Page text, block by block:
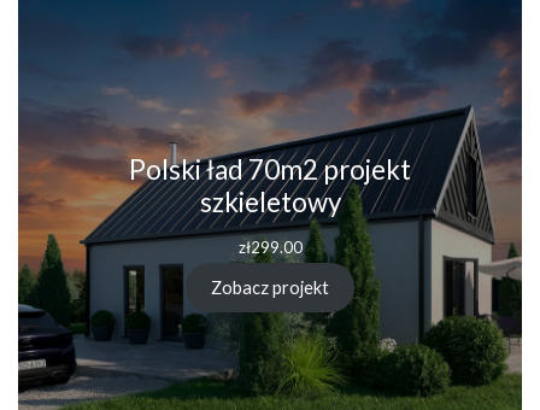
Polski ład 70m2 projekt
szkieletowy
zł299.00
Zobacz projekt